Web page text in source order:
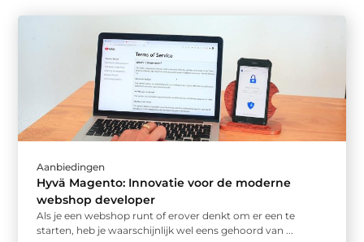
Aanbiedingen
Hyvä Magento: Innovatie voor de moderne
webshop developer
Als je een webshop runt of erover denkt om er een te
starten, heb je waarschijnlijk wel eens gehoord van ...